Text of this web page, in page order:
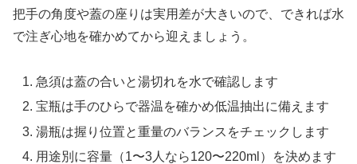
把手の角度や蓋の座りは実用差が大きいので、できれば水
で注ぎ心地を確かめてから迎えましょう。
急須は蓋の合いと湯切れを水で確認します
宝瓶は手のひらで器温を確かめ低温抽出に備えます
湯瓶は握り位置と重量のバランスをチェックします
用途別に容量（1〜3人なら120〜220ml）を決めます